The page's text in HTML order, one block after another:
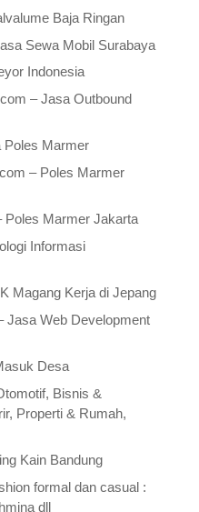
Baja Ringan
Sewa Mobil Surabaya
Indonesia
– Jasa Outbound
Poles Marmer
– Poles Marmer
Poles Marmer Jakarta
Informasi
Magang Kerja di Jepang
Jasa Web Development
Desa
Bisnis &
Properti & Rumah,
Kain Bandung
formal dan casual :
dll